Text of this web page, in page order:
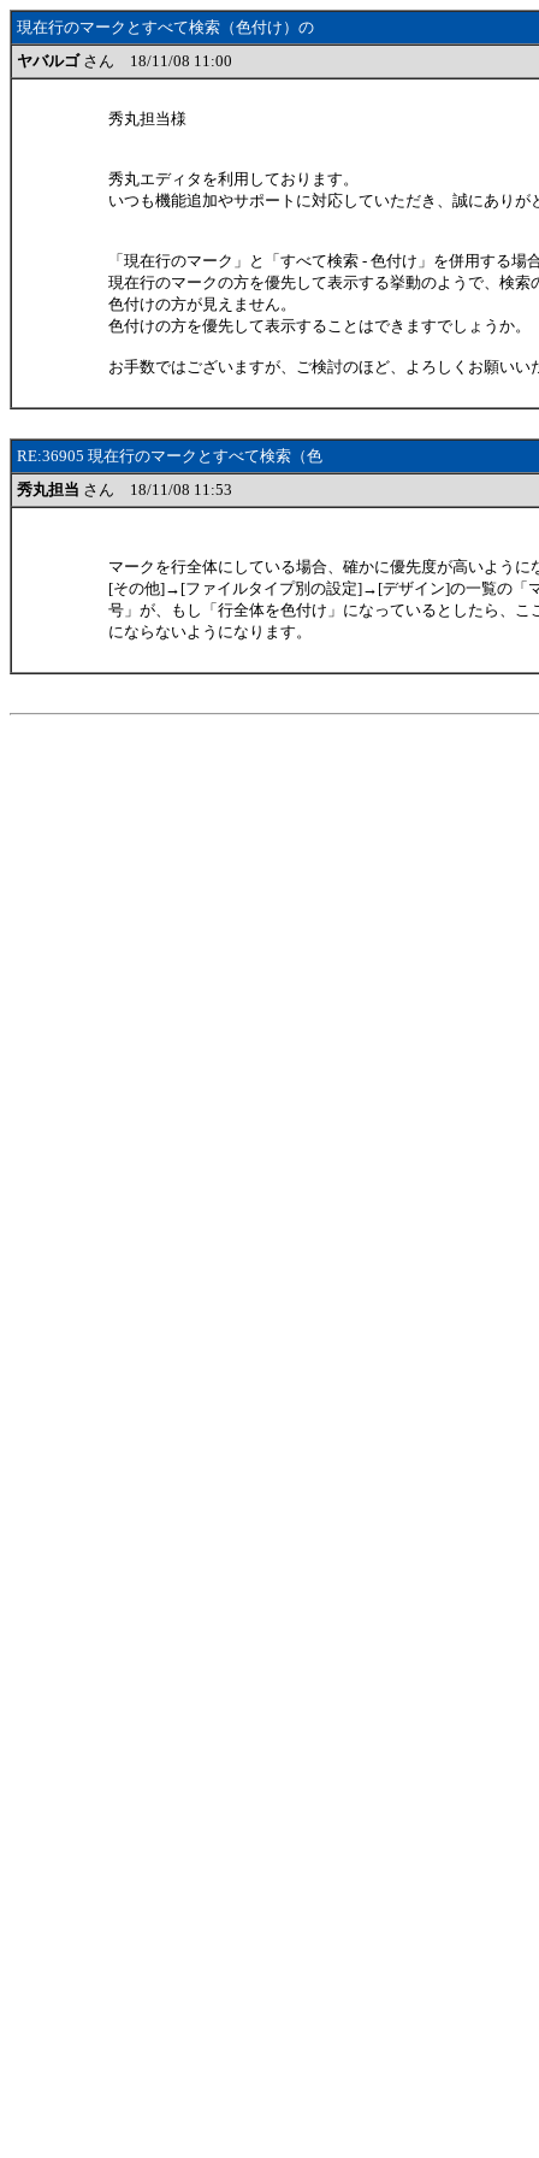
現在行のマークとすべて検索（色付け）の
ヤバルゴさん 18/11/08 11:00
秀丸担当様
秀丸エディタを利用しております。
いつも機能追加やサポートに対応していただき、誠にありが
「現在行のマーク」と「すべて検索 - 色付け」を併用する場
現在行のマークの方を優先して表示する挙動のようで、検索
色付けの方が見えません。
色付けの方を優先して表示することはできますでしょうか。
お手数ではございますが、ご検討のほど、よろしくお願いい
RE:36905 現在行のマークとすべて検索（色
秀丸担当 さん 18/11/08 11:53
マークを行全体にしている場合、確かに優先度が高いように
[その他]→[ファイルタイプ別の設定]→[デザイン]の一覧の「
号」が、もし「行全体を色付け」になっているとしたら、こ
にならないようになります。